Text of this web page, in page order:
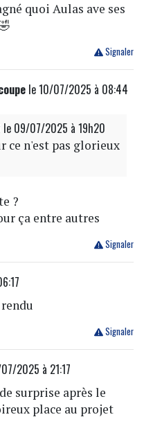
quoi Aulas ave ses
Signaler
le 10/07/2025 à 08:44
le 09/07/2025 à 19h20
ce n'est pas glorieux
?
ça entre autres
Signaler
Signaler
2025 à 21:17
surprise après le
place au projet